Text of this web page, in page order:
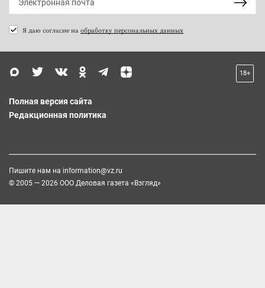
Я даю согласие на обработку персональных данных
18+
Полная версия сайта
Редакционная политика
Пишите нам на information@vz.ru
© 2005 — 2026 ООО Деловая газета «Взгляд»